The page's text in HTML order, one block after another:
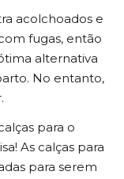
acolchoados e
fugas, então
alternativa
No entanto,
para o
As calças para
para serem